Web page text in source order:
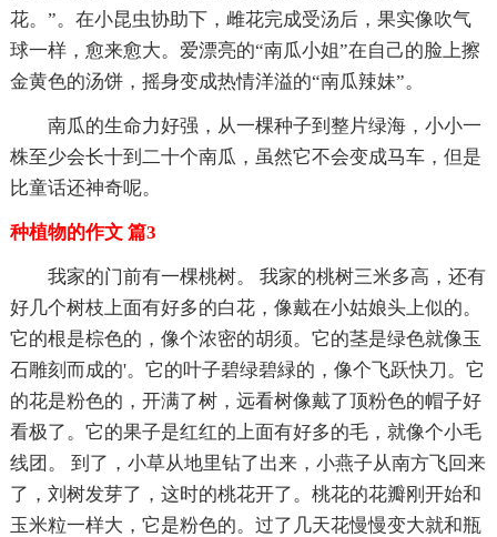
花。”。在小昆虫协助下，雌花完成受汤后，果实像吹气
球一样，愈来愈大。爱漂亮的“南瓜小姐”在自己的脸上擦
金黄色的汤饼，摇身变成热情洋溢的“南瓜辣妹”。
南瓜的生命力好强，从一棵种子到整片绿海，小小一
株至少会长十到二十个南瓜，虽然它不会变成马车，但是
比童话还神奇呢。
种植物的作文 篇3
我家的门前有一棵桃树。 我家的桃树三米多高，还有
好几个树枝上面有好多的白花，像戴在小姑娘头上似的。
它的根是棕色的，像个浓密的胡须。它的茎是绿色就像玉
石雕刻而成的'。它的叶子碧绿碧緑的，像个飞跃快刀。它
的花是粉色的，开满了树，远看树像戴了顶粉色的帽子好
看极了。它的果子是红红的上面有好多的毛，就像个小毛
线团。 到了，小草从地里钻了出来，小燕子从南方飞回来
了，刘树发芽了，这时的桃花开了。桃花的花瓣刚开始和
玉米粒一样大，它是粉色的。过了几天花慢慢变大就和瓶